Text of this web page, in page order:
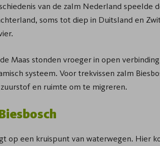
van de zalm Nederland speelde
soms tot diep in Duitsland en
Maas stonden vroeger in open
systeem. Voor trekvissen zalm
en ruimte om te migreren.
op een kruispunt van waterwegen. Hier